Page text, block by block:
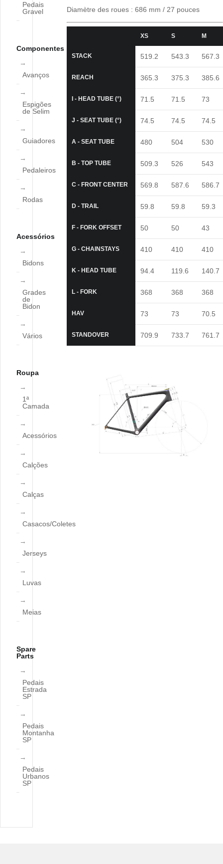
Diamètre des roues : 686 mm / 27 pouces
XS S M
STACK 519.2 543.3 567.3
REACH 365.3 375.3 385.6
I - HEAD TUBE (°) 71.5 71.5 73
J - SEAT TUBE (°) 74.5 74.5 74.5
A - SEAT TUBE 480 504 530
B - TOP TUBE 509.3 526 543
C - FRONT CENTER 569.8 587.6 586.7
D - TRAIL 59.8 59.8 59.3
F - FORK OFFSET 50 50 43
G - CHAINSTAYS 410 410 410
K - HEAD TUBE 94.4 119.6 140.7
L - FORK 368 368 368
HAV 73 73 70.5
STANDOVER 709.9 733.7 761.7
Pedais
Gravel
Componentes
Avanços
Espigões
de Selim
Guiadores
Pedaleiros
Rodas
Acessórios
Bidons
Grades
de
Bidon
Vários
Roupa
1ª
Camada
Acessórios
Calções
Calças
Casacos/Coletes
Jerseys
Luvas
Meias
Spare
Parts
Pedais
Estrada
SP
Pedais
Montanha
SP
Pedais
Urbanos
SP